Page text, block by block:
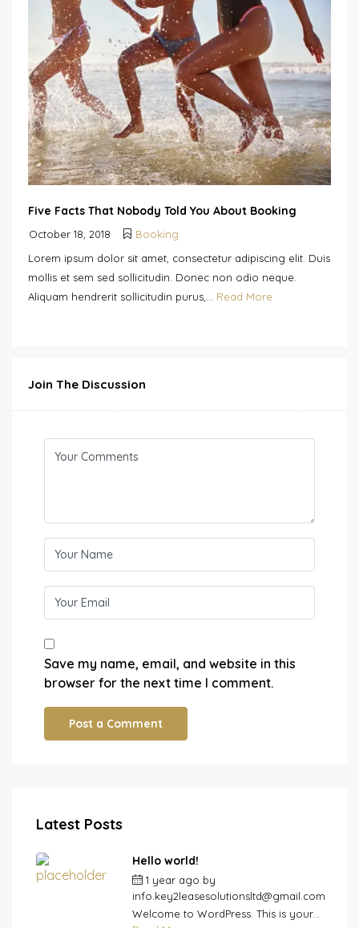
Five Facts That Nobody Told You About Booking
October 18, 2018
Booking
Lorem ipsum dolor sit amet, consectetur adipiscing elit. Duis
mollis et sem sed sollicitudin. Donec non odio neque.
Aliquam hendrerit sollicitudin purus,... Read More
Join The Discussion
Save my name, email, and website in this
browser for the next time I comment.
Latest Posts
Hello world!
1 year ago by
info.key2leasesolutionsltd@gmail.com
Welcome to WordPress. This is your...